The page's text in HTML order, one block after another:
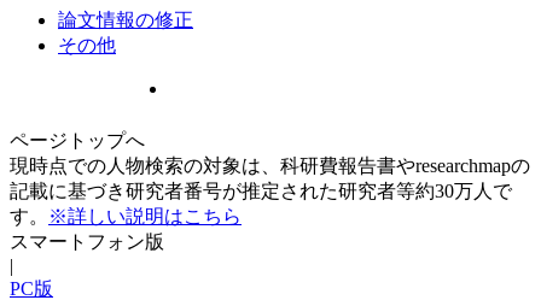
論文情報の修正
その他
ページトップへ
現時点での人物検索の対象は、科研費報告書やresearchmapの
記載に基づき研究者番号が推定された研究者等約30万人で
す。
※詳しい説明はこちら
スマートフォン版
|
PC版